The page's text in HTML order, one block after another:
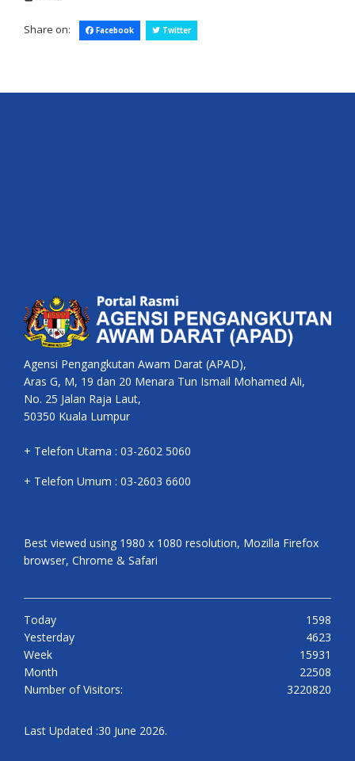
Share on: Facebook Twitter
Agensi Pengangkutan Awam Darat (APAD),
Aras G, M, 19 dan 20 Menara Tun Ismail Mohamed Ali,
No. 25 Jalan Raja Laut,
50350 Kuala Lumpur
+ Telefon Utama : 03-2602 5060
+ Telefon Umum : 03-2603 6600
Best viewed using 1980 x 1080 resolution, Mozilla Firefox
browser, Chrome & Safari
Today
1598
Yesterday
4623
Week
15931
Month
22508
Number of Visitors:
3220820
Last Updated :30 June 2026.